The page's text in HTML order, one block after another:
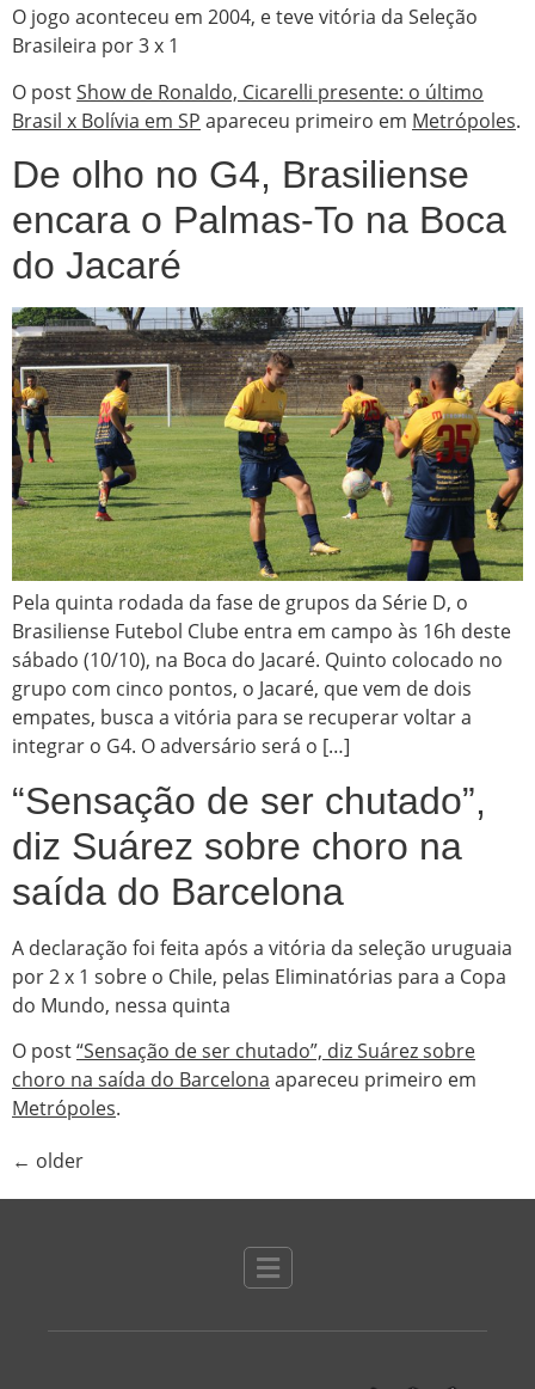
O jogo aconteceu em 2004, e teve vitória da Seleção
Brasileira por 3 x 1
O postShow de Ronaldo, Cicarelli presente: o último
Brasil x Bolívia em SP apareceu primeiro em Metrópoles.
De olho no G4, Brasiliense
encara o Palmas-To na Boca
do Jacaré
Pela quinta rodada da fase de grupos da Série D, o
Brasiliense Futebol Clube entra em campo às 16h deste
sábado (10/10), na Boca do Jacaré. Quinto colocado no
grupo com cinco pontos, o Jacaré, que vem de dois
empates, busca a vitória para se recuperar voltar a
integrar o G4. O adversário será o […]
“Sensação de ser chutado”,
diz Suárez sobre choro na
saída do Barcelona
A declaração foi feita após a vitória da seleção uruguaia
por 2 x 1 sobre o Chile, pelas Eliminatórias para a Copa
do Mundo, nessa quinta
O post“Sensação de ser chutado”, diz Suárez sobre
choro na saída do Barcelona apareceu primeiro em
Metrópoles.
← older